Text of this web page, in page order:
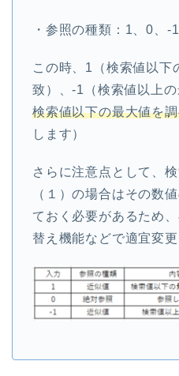
・参照の種類：1、0、
この時、1（検索値以下
致）、-1（検索値以上
検索値以下の最大値
します）
さらに注意点として、
（１）の場合はその数
ておく必要があるため
替え機能などで適宜変更